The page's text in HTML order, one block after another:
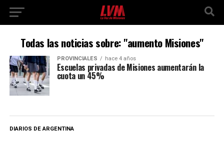
Todas las noticias sobre: "aumento Misiones"
PROVINCIALES hace 4 años
Escuelas privadas de Misiones aumentarán la
cuota un 45%
DIARIOS DE ARGENTINA